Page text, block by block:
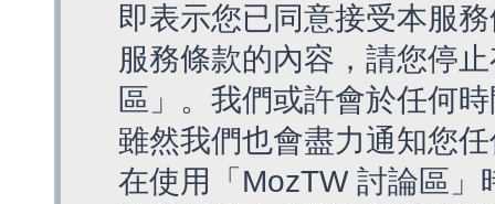
即表示您已同意接受本服
服務條款的內容，請您停
區」。我們或許會於任何
雖然我們也會盡力通知您
在使用「MozTW 討論區